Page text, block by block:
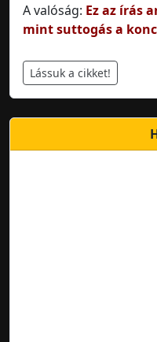
A valóság: Ez az írás
mint suttogás a
Lássuk a cikket!